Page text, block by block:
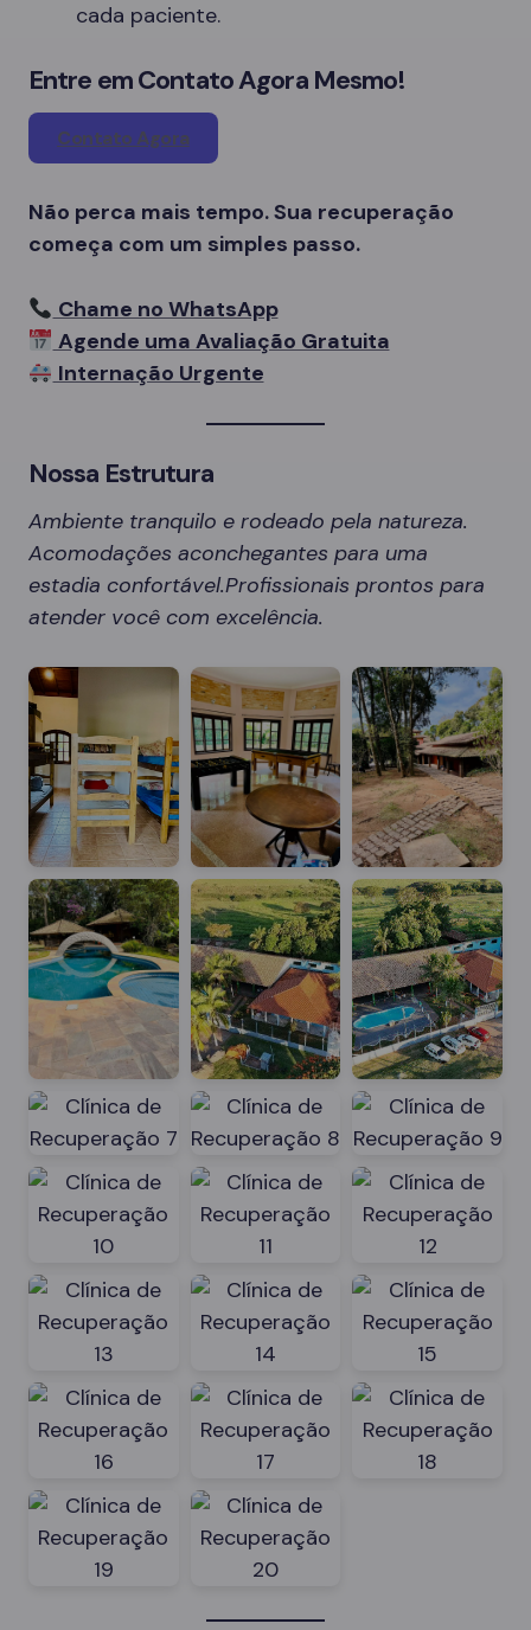
cada paciente.
Entre em Contato Agora Mesmo!
Contato Agora
Não perca mais tempo. Sua recuperação
começa com um simples passo.
Chame no WhatsApp
Agende uma Avaliação Gratuita
Internação Urgente
Nossa Estrutura
Ambiente tranquilo e rodeado pela natureza.
Acomodações aconchegantes para uma
estadia confortável.Profissionais prontos para
atender você com excelência.